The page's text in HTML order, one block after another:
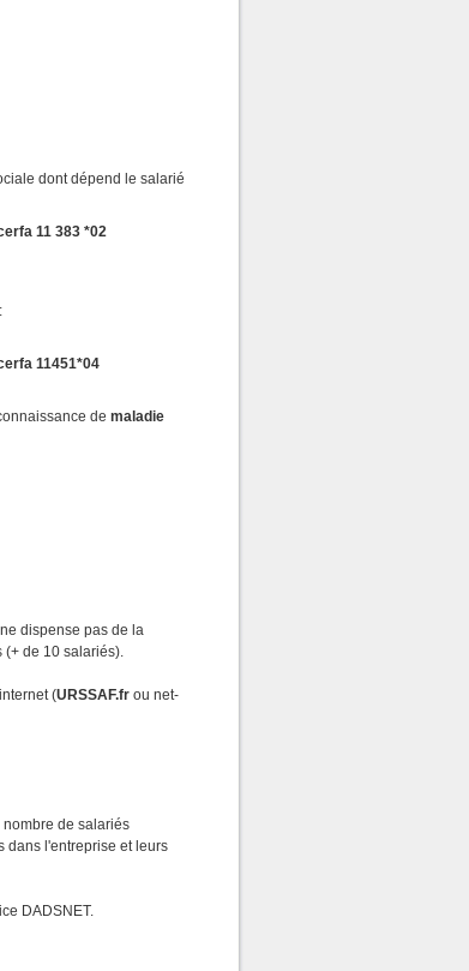
dont dépend le salarié
11 383 *02
11451*04
de maladie
dispense pas de la
(+ de 10 salariés).
(URSSAF.frou net-
de salariés
dans l'entreprise et leurs
DADSNET.